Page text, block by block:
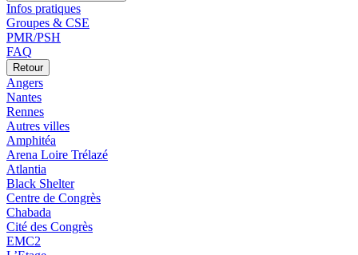
Infos pratiques
Groupes & CSE
PMR/PSH
FAQ
Retour
Angers
Nantes
Rennes
Autres villes
Amphitéa
Arena Loire Trélazé
Atlantia
Black Shelter
Centre de Congrès
Chabada
Cité des Congrès
EMC2